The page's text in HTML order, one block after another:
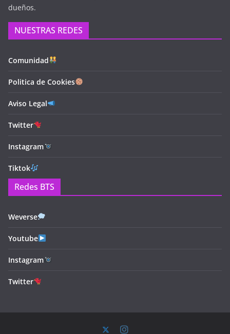
dueños.
NUESTRAS REDES
Comunidad
Politica de Cookies
Aviso Legal
Twitter
Instagram
Tiktok
Redes BTS
Weverse
Youtube
Instagram
Twitter